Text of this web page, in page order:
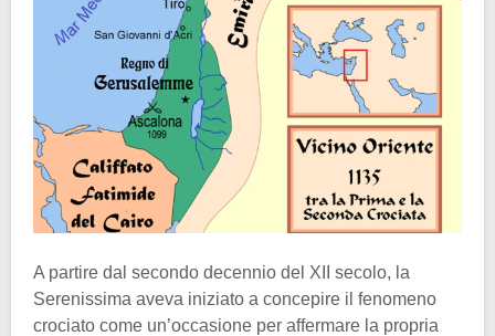
A partire dal secondo decennio del XII secolo, la
Serenissima aveva iniziato a concepire il fenomeno
crociato come un’occasione per affermare la propria